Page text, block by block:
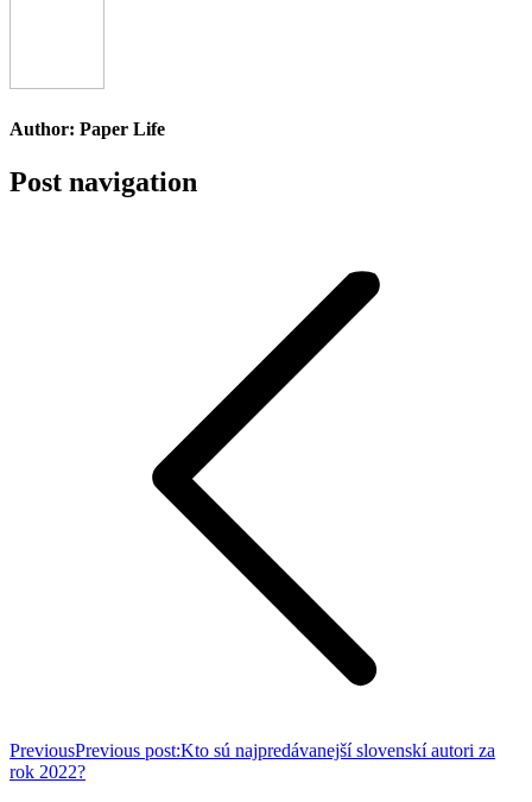
Author: Paper Life
Post navigation
PreviousPrevious post:Kto sú najpredávanejší slovenskí autori za
rok 2022?